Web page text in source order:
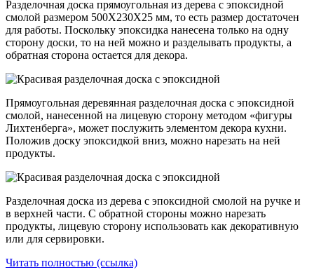
Разделочная доска прямоугольная из дерева с эпоксидной
смолой размером 500Х230Х25 мм, то есть размер достаточен
для работы. Поскольку эпоксидка нанесена только на одну
сторону доски, то на ней можно и разделывать продукты, а
обратная сторона остается для декора.
Прямоугольная деревянная разделочная доска с эпоксидной
смолой, нанесенной на лицевую сторону методом «фигуры
Лихтенберга», может послужить элементом декора кухни.
Положив доску эпоксидкой вниз, можно нарезать на ней
продукты.
Разделочная доска из дерева с эпоксидной смолой на ручке и
в верхней части. С обратной стороны можно нарезать
продукты, лицевую сторону использовать как декоративную
или для сервировки.
Читать полностью (ссылка)